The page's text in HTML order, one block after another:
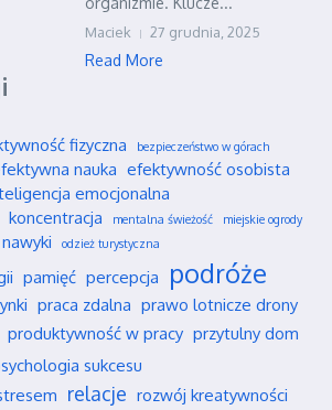
Maciek 27 grudnia, 2025
Read More
fizyczna bezpieczeństwo w górach
nauka efektywność osobista
emocjonalna
koncentracja mentalna świeżość miejskie ogrody
nawyki odzież turystyczna
pamięć percepcja podróże
praca zdalna prawo lotnicze drony
produktywność w pracy przytulny dom
sukcesu
relacje rozwój kreatywności